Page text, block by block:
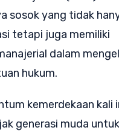
sosok yang tidak
tetapi juga memiliki
dalam
hukum.
kemerdekaan kali
generasi muda